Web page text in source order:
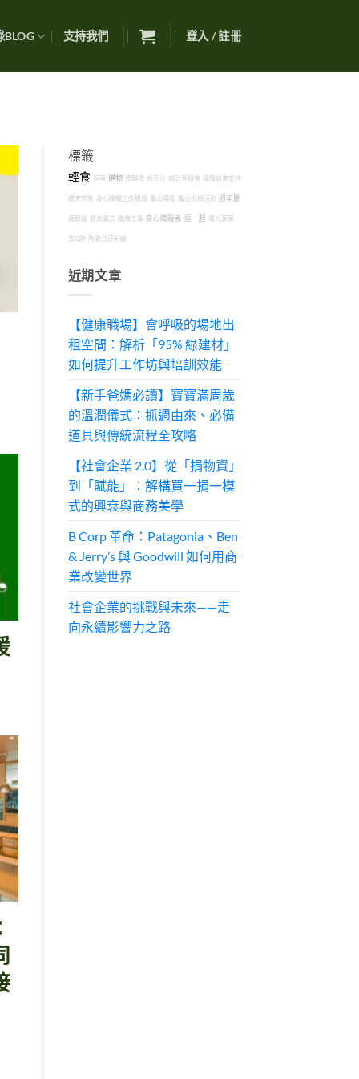
BLOG 支持我們 登入 / 註冊
標籤
輕食 面膜 選物 預購禮 馬玉山 辦公室租借 身障就業支持
週末市集 身心障礙工作機會 龜山場租 龜山抓周活動 週年慶
面膜組 週歲儀式 邊緣工事 身心障礙者 逗一起 陽光菓菓
雪Q餅 陶瓷公仔彩繪
近期文章
【健康職場】會呼吸的場地出
租空間：解析「95% 綠建材」
如何提升工作坊與培訓效能
【新手爸媽必讀】寶寶滿周歲
的溫潤儀式：抓週由來、必備
道具與傳統流程全攻略
【社會企業 2.0】從「捐物資」
到「賦能」：解構買一捐一模
式的興衰與商務美學
B Corp 革命：Patagonia、Ben
& Jerry’s 與 Goodwill 如何用商
業改變世界
社會企業的挑戰與未來——走
向永續影響力之路